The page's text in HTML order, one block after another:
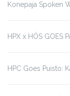
Konepaja Spoken
HPX x HÖS GOES
HPC Goes Puisto: